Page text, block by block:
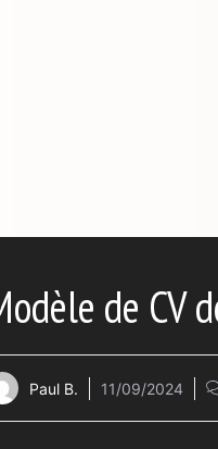
de CV
Paul B. 11/09/2024